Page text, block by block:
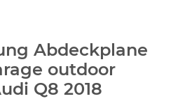
Abdeckplane
outdoor
Q8 2018